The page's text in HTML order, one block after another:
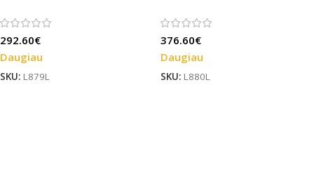
292.60€
Daugiau
SKU: L879L
376.60€
Daugiau
SKU: L880L